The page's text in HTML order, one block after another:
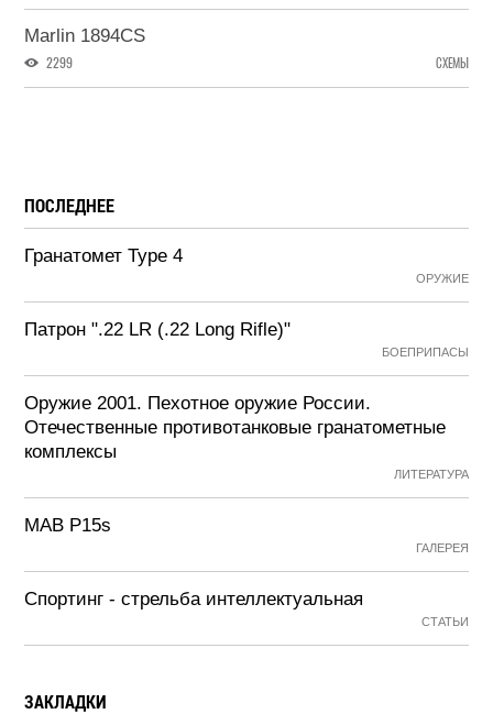
Marlin 1894CS
2299 СХЕМЫ
ПОСЛЕДНЕЕ
Гранатомет Type 4
ОРУЖИЕ
Патрон ".22 LR (.22 Long Rifle)"
БОЕПРИПАСЫ
Оружие 2001. Пехотное оружие России.
Отечественные противотанковые гранатометные
комплексы
ЛИТЕРАТУРА
MAB P15s
ГАЛЕРЕЯ
Спортинг - стрельба интеллектуальная
СТАТЬИ
ЗАКЛАДКИ